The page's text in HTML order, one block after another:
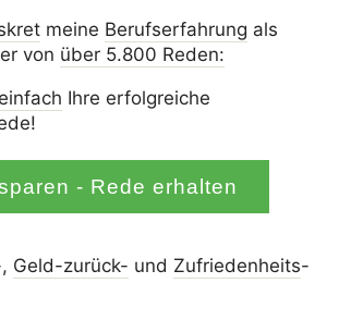
meine Berufserfahrung als
von über 5.800 Reden:
Ihre erfolgreiche
- Rede erhalten
Geld-zurück- und Zufrieden­­heits-